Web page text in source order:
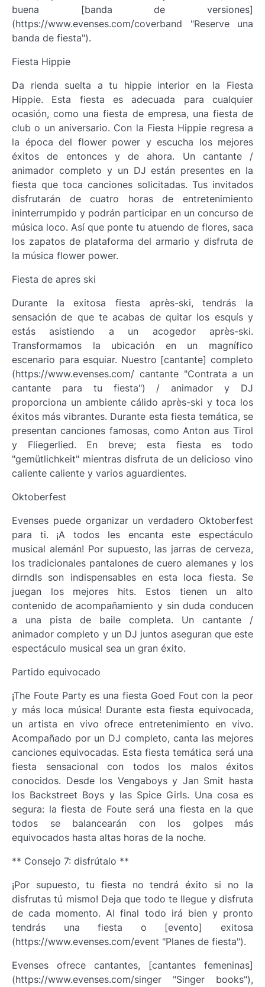
buena [banda de versiones]
(https://www.evenses.com/coverband "Reserve una
banda de fiesta").
Fiesta Hippie
Da rienda suelta a tu hippie interior en la Fiesta
Hippie. Esta fiesta es adecuada para cualquier
ocasión, como una fiesta de empresa, una fiesta de
club o un aniversario. Con la Fiesta Hippie regresa a
la época del flower power y escucha los mejores
éxitos de entonces y de ahora. Un cantante /
animador completo y un DJ están presentes en la
fiesta que toca canciones solicitadas. Tus invitados
disfrutarán de cuatro horas de entretenimiento
ininterrumpido y podrán participar en un concurso de
música loco. Así que ponte tu atuendo de flores, saca
los zapatos de plataforma del armario y disfruta de
la música flower power.
Fiesta de apres ski
Durante la exitosa fiesta après-ski, tendrás la
sensación de que te acabas de quitar los esquís y
estás asistiendo a un acogedor après-ski.
Transformamos la ubicación en un magnífico
escenario para esquiar. Nuestro [cantante] completo
(https://www.evenses.com/ cantante "Contrata a un
cantante para tu fiesta") / animador y DJ
proporciona un ambiente cálido après-ski y toca los
éxitos más vibrantes. Durante esta fiesta temática, se
presentan canciones famosas, como Anton aus Tirol
y Fliegerlied. En breve; esta fiesta es todo
"gemütlichkeit" mientras disfruta de un delicioso vino
caliente caliente y varios aguardientes.
Oktoberfest
Evenses puede organizar un verdadero Oktoberfest
para ti. ¡A todos les encanta este espectáculo
musical alemán! Por supuesto, las jarras de cerveza,
los tradicionales pantalones de cuero alemanes y los
dirndls son indispensables en esta loca fiesta. Se
juegan los mejores hits. Estos tienen un alto
contenido de acompañamiento y sin duda conducen
a una pista de baile completa. Un cantante /
animador completo y un DJ juntos aseguran que este
espectáculo musical sea un gran éxito.
Partido equivocado
¡The Foute Party es una fiesta Goed Fout con la peor
y más loca música! Durante esta fiesta equivocada,
un artista en vivo ofrece entretenimiento en vivo.
Acompañado por un DJ completo, canta las mejores
canciones equivocadas. Esta fiesta temática será una
fiesta sensacional con todos los malos éxitos
conocidos. Desde los Vengaboys y Jan Smit hasta
los Backstreet Boys y las Spice Girls. Una cosa es
segura: la fiesta de Foute será una fiesta en la que
todos se balancearán con los golpes más
equivocados hasta altas horas de la noche.
** Consejo 7: disfrútalo **
¡Por supuesto, tu fiesta no tendrá éxito si no la
disfrutas tú mismo! Deja que todo te llegue y disfruta
de cada momento. Al final todo irá bien y pronto
tendrás una fiesta o [evento] exitosa
(https://www.evenses.com/event "Planes de fiesta").
Evenses ofrece cantantes, [cantantes femeninas]
(https://www.evenses.com/singer "Singer books"),